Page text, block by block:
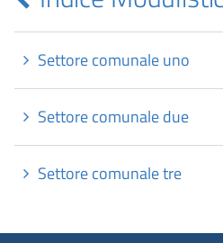
Settore comunale uno
Settore comunale due
Settore comunale tre